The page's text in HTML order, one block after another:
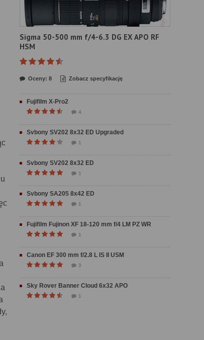
Sigma 50-500 mm f/4-6.3 DG EX APO RF
HSM
Oceny: 8 Zobacz specyfikację
Fujifilm X-Pro2
4
Svbony SV202 8x32 ED Upgraded
1
Svbony SV202 8x32 ED
1
Svbony SA205 8x42 ED
1
Fujifilm Fujinon XF 18-120 mm f/4 LM PZ WR
1
Canon EF 300 mm f/2.8 L IS II USM
3
Sky Rover Banner Cloud 6x32 APO
1